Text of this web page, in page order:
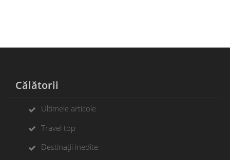
Călătorii
Ultimele articole
Travel top
Destinații inedite